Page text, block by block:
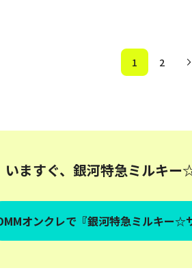
1 2
いますぐ、銀河特急ミルキー
オンクレで『銀河特急ミルキー☆